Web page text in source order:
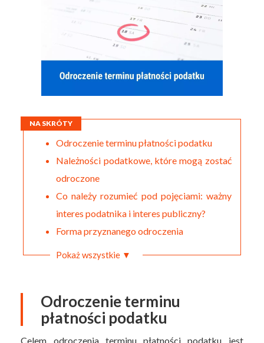
NA SKRÓTY
Odroczenie terminu płatności podatku
Należności podatkowe, które mogą zostać
odroczone
Co należy rozumieć pod pojęciami: ważny
interes podatnika i interes publiczny?
Forma przyznanego odroczenia
Pokaż wszystkie ▼
Odroczenie terminu
płatności podatku
Celem odroczenia terminu płatności podatku jest